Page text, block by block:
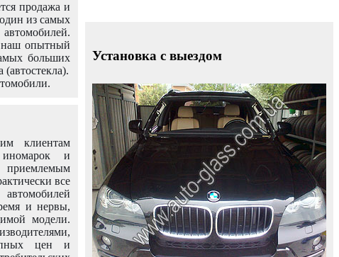
продажа и
из самых
наш опытный
больших
(автостекла).
клиентам
иномарок и
приемлемым
все
и нервы,
модели.
цен и
Установка с выездом